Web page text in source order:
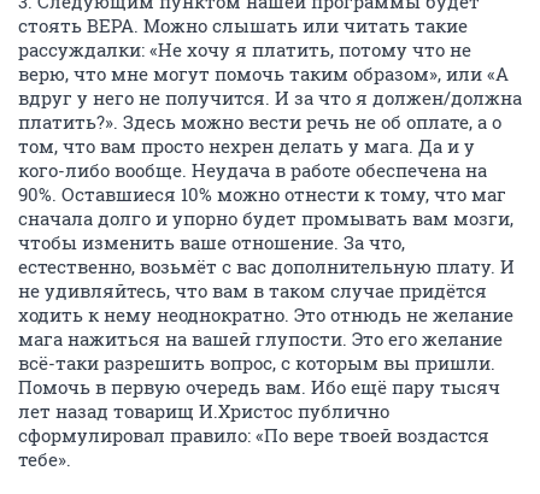
стоять ВЕРА. Можно слышать или читать такие
рассуждалки: «Не хочу я платить, потому что не
верю, что мне могут помочь таким образом», или «А
вдруг у него не получится. И за что я должен/должна
платить?». Здесь можно вести речь не об оплате, а о
том, что вам просто нехрен делать у мага. Да и у
кого-либо вообще. Неудача в работе обеспечена на
90%. Оставшиеся 10% можно отнести к тому, что маг
сначала долго и упорно будет промывать вам мозги,
чтобы изменить ваше отношение. За что,
естественно, возьмёт с вас дополнительную плату. И
не удивляйтесь, что вам в таком случае придётся
ходить к нему неоднократно. Это отнюдь не желание
мага нажиться на вашей глупости. Это его желание
всё-таки разрешить вопрос, с которым вы пришли.
Помочь в первую очередь вам. Ибо ещё пару тысяч
лет назад товарищ И.Христос публично
сформулировал правило: «По вере твоей воздастся
тебе».